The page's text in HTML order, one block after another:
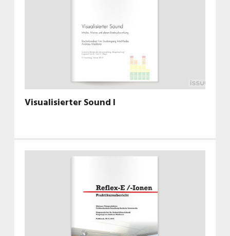
Visualisierter Sound I